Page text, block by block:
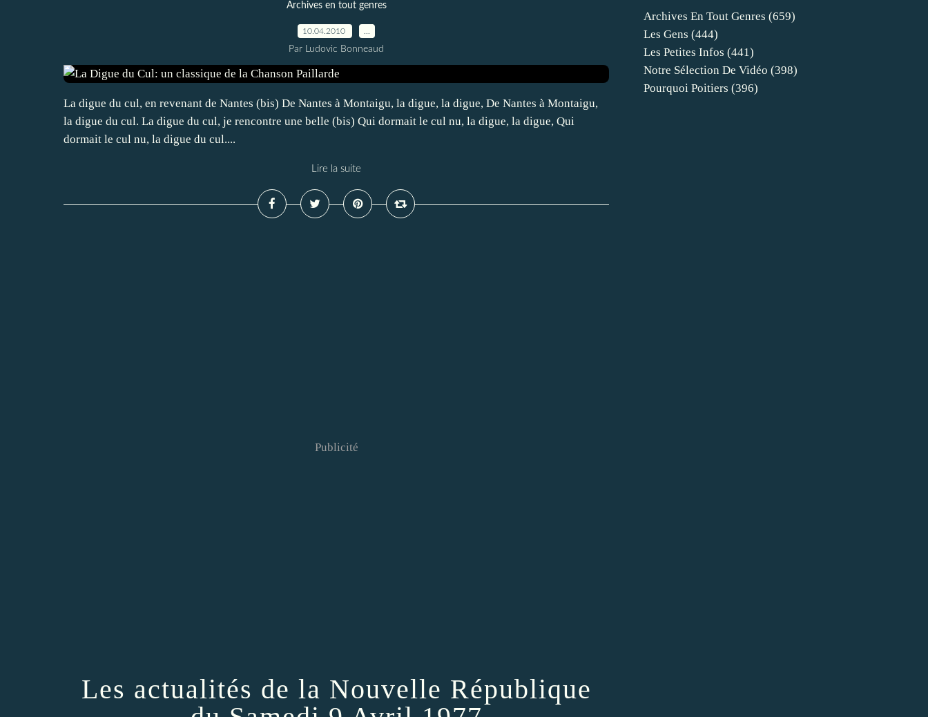
Archives en tout genres
10.04.2010
Par Ludovic Bonneaud
La digue du cul, en revenant de Nantes (bis) De Nantes à Montaigu, la digue, la digue, De Nantes à Montaigu,
la digue du cul. La digue du cul, je rencontre une belle (bis) Qui dormait le cul nu, la digue, la digue, Qui
dormait le cul nu, la digue du cul....
Lire la suite
Publicité
Les actualités de la Nouvelle République
Archives En Tout Genres (659)
Les Gens (444)
Les Petites Infos (441)
Notre Sélection De Vidéo (398)
Pourquoi Poitiers (396)